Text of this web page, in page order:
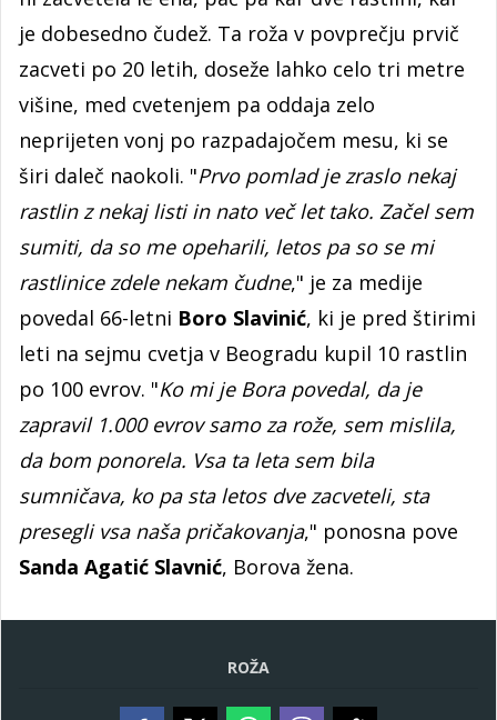
je dobesedno čudež. Ta roža v povprečju prvič
zacveti po 20 letih, doseže lahko celo tri metre
višine, med cvetenjem pa oddaja zelo
neprijeten vonj po razpadajočem mesu, ki se
širi daleč naokoli. "Prvo pomlad je zraslo nekaj
rastlin z nekaj listi in nato več let tako. Začel sem
sumiti, da so me opeharili, letos pa so se mi
rastlinice zdele nekam čudne," je za medije
povedal 66-letni Boro Slavinić, ki je pred štirimi
leti na sejmu cvetja v Beogradu kupil 10 rastlin
po 100 evrov. "Ko mi je Bora povedal, da je
zapravil 1.000 evrov samo za rože, sem mislila,
da bom ponorela. Vsa ta leta sem bila
sumničava, ko pa sta letos dve zacveteli, sta
presegli vsa naša pričakovanja," ponosna pove
Sanda Agatić Slavnić, Borova žena.
ROŽA